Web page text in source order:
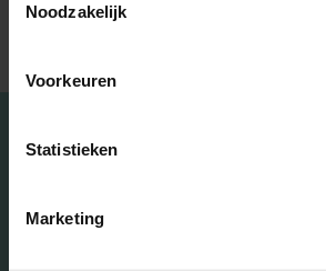
Noodzakelijk
Voorkeuren
Statistieken
Marketing